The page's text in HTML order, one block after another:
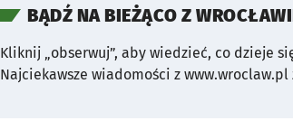
BĄDŹ NA BIEŻĄCO Z
Kliknij „obserwuj”, aby wiedzieć, co dzieje
Najciekawsze wiadomości z www.wroclaw.pl